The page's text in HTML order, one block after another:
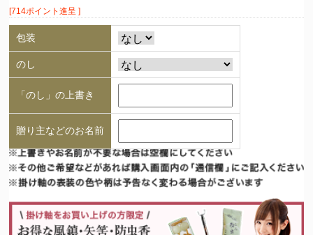
[714ポイント進呈 ]
包装
のし
「のし」の上書き
贈り主などのお名前